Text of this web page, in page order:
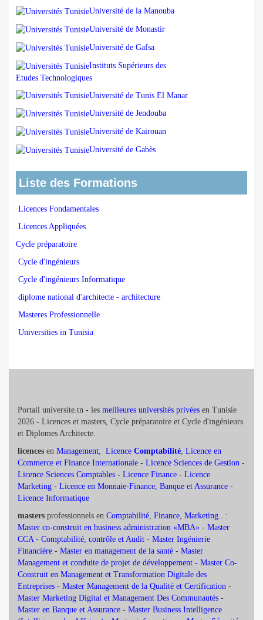
Université de la Manouba
Université de Monastir
Université de Gafsa
Instituts Supérieurs des
Etudes Technologiques
Université de Tunis El Manar
Université de Jendouba
Université de Kairouan
Université de Gabès
Liste des Formations
Licences Fondamentales
Licences Appliquées
Cycle préparatoire
Cycle d'ingénieurs
Cycle d'ingénieurs Informatique
diplome national d'architecte - architecture
Masteres Professionnelle
Universities in Tunisia
Portail universite.tn - les meilleures universités privées en Tunisie
2026 - Licences et masters, Cycle préparatoire et Cycle d'ingénieurs
et Diplomes Architecte.
licences en Management Licence Comptabilité Licence en
Commerce et Finance Internationale - Licence Sciences de Gestion -
Licence Sciences Comptables - Licence Finance - Licence
Marketing - Licence en Monnaie-Finance, Banque et Assurance -
Licence Informatique
masters professionnels en Comptabilité Finance Marketing .. :
Master co-construit en business administration «MBA» - Master
CCA - Comptabilité, contrôle et Audit - Master Ingénierie
Financière - Master en management de la santé - Master
Management et conduite de projet de développement - Master Co-
Construit en Management et Transformation Digitale des
Entreprises - Master Management de la Qualité et Certification -
Master Marketing Digital et Management Des Communautés -
Master en Banque et Assurance - Master Business Intelligence